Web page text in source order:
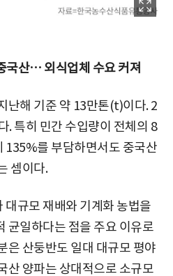
산… 외식업체 수요 커져
난해 기준 약 13만톤(t)이다. 2
. 특히 민간 수입량이 전체의 8
135%를 부담하면서도 중국산
셈이다.
대규모 재배와 기계화 농법을
균일하다는 점을 주요 이유로
은 산둥반도 일대 대규모 평야
산 양파는 상대적으로 소규모